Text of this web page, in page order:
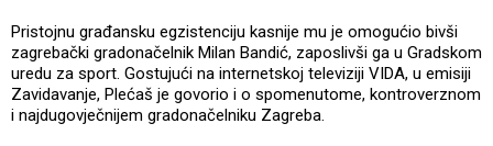
Pristojnu građansku egzistenciju kasnije mu je omogućio bivši
zagrebački gradonačelnik Milan Bandić, zaposlivši ga u Gradskom
uredu za sport. Gostujući na internetskoj televiziji VIDA, u emisiji
Zavidavanje, Plećaš je govorio i o spomenutome, kontroverznom
i najdugovječnijem gradonačelniku Zagreba.